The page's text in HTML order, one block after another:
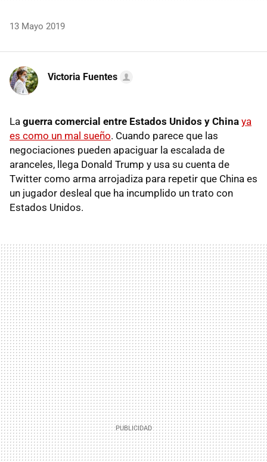
13 Mayo 2019
Victoria Fuentes
La guerra comercial entre Estados Unidos y China ya
es como un mal sueño. Cuando parece que las
negociaciones pueden apaciguar la escalada de
aranceles, llega Donald Trump y usa su cuenta de
Twitter como arma arrojadiza para repetir que China es
un jugador desleal que ha incumplido un trato con
Estados Unidos.